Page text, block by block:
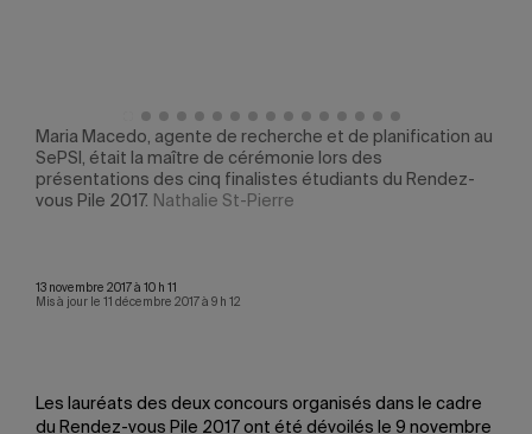
Maria Macedo, agente de recherche et de planification au
SePSI, était la maître de cérémonie lors des
présentations des cinq finalistes étudiants du Rendez-
vous Pile 2017. Nathalie St-Pierre
13 novembre 2017 à 10 h 11
Mis à jour le 11 décembre 2017 à 9 h 12
Les lauréats des deux concours organisés dans le cadre
du Rendez-vous Pile 2017 ont été dévoilés le 9 novembre